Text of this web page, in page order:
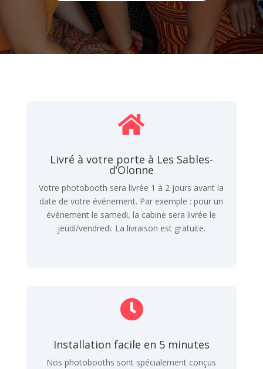

Livré à votre porte à Les Sables-
d’Olonne
Votre photobooth sera livrée 1 à 2 jours avant la
date de votre événement. Par exemple : pour un
événement le samedi, la cabine sera livrée le
jeudi/vendredi. La livraison est gratuite.

Installation facile en 5 minutes
Nos photobooths sont spécialement conçus